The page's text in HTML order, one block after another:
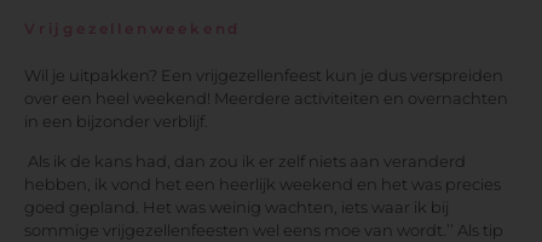
Vrijgezellenweekend
Wil je uitpakken? Een vrijgezellenfeest kun je dus verspreiden
over een heel weekend! Meerdere activiteiten en overnachten
in een bijzonder verblijf.
Als ik de kans had, dan zou ik er zelf niets aan veranderd
hebben, ik vond het een heerlijk weekend en het was precies
goed gepland. Het was weinig wachten, iets waar ik bij
sommige vrijgezellenfeesten wel eens moe van wordt.’’ Als tip